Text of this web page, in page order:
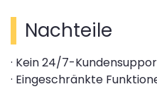
Nachteile
· Kein 24/7-
· Eingeschränkte